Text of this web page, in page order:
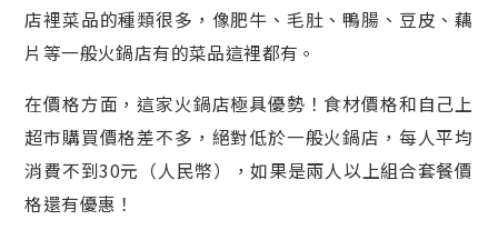
店裡菜品的種類很多，像肥牛、毛肚、鴨腸、豆皮、藕
片等一般火鍋店有的菜品這裡都有。
在價格方面，這家火鍋店極具優勢！食材價格和自己上
超市購買價格差不多，絕對低於一般火鍋店，每人平均
消費不到30元（人民幣），如果是兩人以上組合套餐價
格還有優惠！